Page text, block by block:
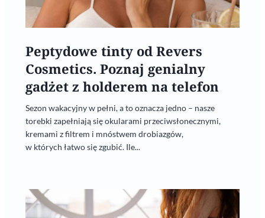
Peptydowe tinty od Revers
Cosmetics. Poznaj genialny
gadżet z holderem na telefon
Sezon wakacyjny w pełni, a to oznacza jedno – nasze
torebki zapełniają się okularami przeciwsłonecznymi,
kremami z filtrem i mnóstwem drobiazgów,
w których łatwo się zgubić. Ile...